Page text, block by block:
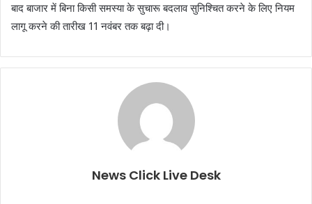
बाद बाजार में बिना किसी समस्या के सुचारू बदलाव सुनिश्चित करने के लिए नियम
लागू करने की तारीख 11 नवंबर तक बढ़ा दी।
News Click Live Desk